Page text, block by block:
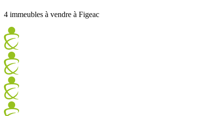
4 immeubles à vendre à Figeac